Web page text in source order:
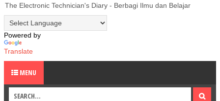
The Electronic Technician's Diary - Berbagi Ilmu dan Belajar
Powered by
Translate
MENU